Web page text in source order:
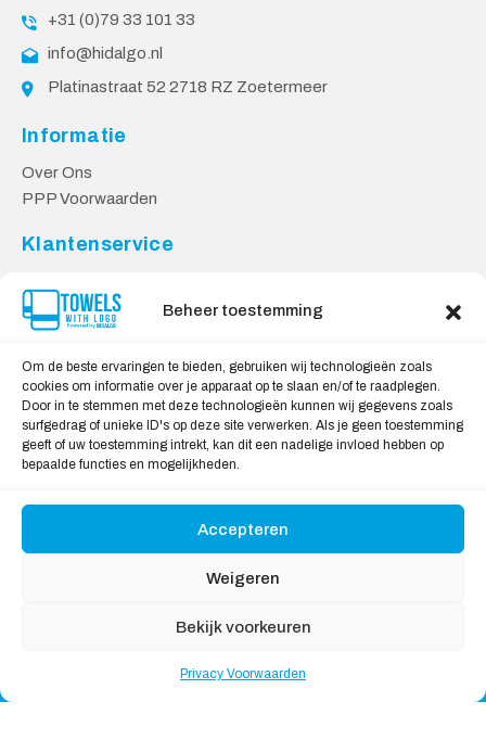
Beheer toestemming
Om de beste ervaringen te bieden, gebruiken wij technologieën zoals
cookies om informatie over je apparaat op te slaan en/of te raadplegen.
Door in te stemmen met deze technologieën kunnen wij gegevens zoals
surfgedrag of unieke ID's op deze site verwerken. Als je geen toestemming
geeft of uw toestemming intrekt, kan dit een nadelige invloed hebben op
bepaalde functies en mogelijkheden.
Accepteren
Weigeren
Bekijk voorkeuren
Privacy Voorwaarden
+31 (0)79 33 101 33
info@hidalgo.nl
Platinastraat 52 2718 RZ Zoetermeer
Informatie
Over Ons
PPP Voorwaarden
Klantenservice
Privacy Voorwaarden
Levering & Retourneren
Veilig Shoppen
Mijn account
Winkelwagen
Wij Accepteren:
Copyright © 2026Handdoekeninclusieflogo
reserved